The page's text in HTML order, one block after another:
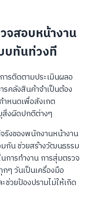
จสอบหน้างาน
บทันท่วงที
ารติดตามประเมินผลอ
รคลังสินค้าจำเป็นต้อง
ำหนดเพื่อสังเกต
สิ่งผิดปกติต่างๆ
ริงของพนักงานหน้างาน
กัน ช่วยสร้างวัฒนธรรม
ารทำงาน การสุ่มตรวจ
ๆ วันเป็นเครื่องมือ
วยป้องปรามไม่ให้เกิด